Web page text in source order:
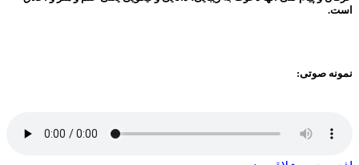
است.
نمونه صوتی: